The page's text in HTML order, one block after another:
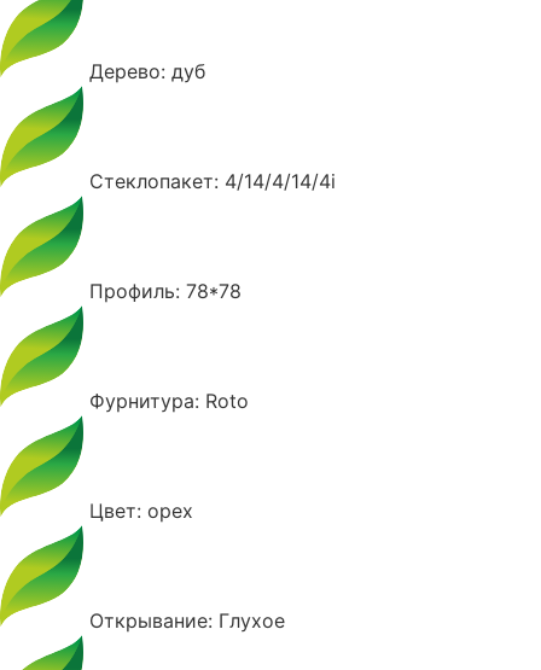
Дерево: дуб
Стеклопакет: 4/14/4/14/4i
Профиль: 78*78
Фурнитура: Roto
Цвет: орех
Открывание: Глухое